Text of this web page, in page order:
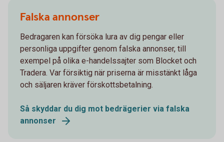
Falska annonser
Bedragaren kan försöka lura av dig pengar eller
personliga uppgifter genom falska annonser, till
exempel på olika e-handelssajter som Blocket och
Tradera. Var försiktig när priserna är misstänkt låga
och säljaren kräver förskottsbetalning.
Så skyddar du dig mot bedrägerier via falska
annonser